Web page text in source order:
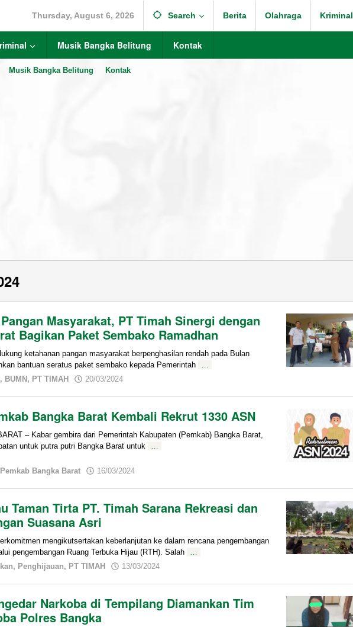
Thursday, August 6, 2026 Search Berita Olahraga Kriminal
Musik Bangka Belitung Kontak
Musik Bangka Belitung Kontak
Masyarakat, PT Timah Sinergi dengan
Bagikan Paket Sembako Ramadhan
ketahanan pangan masyarakat berpenghasilan rendah pada Bulan
bantuan seratus paket sembako kepada Pemerintah
…
, BUMN , PT TIMAH 20/03/2024
Bangka Barat Kembali Rekrut 1330 ASN
– Kabar gembira dari Pemerintah Kabupaten (Pemkab) Bangka Barat,
untuk putra putri Bangka Barat untuk
…
Pemkab Bangka Barat 16/03/2024
Taman Tirta PT. Timah Sarana Rekreasi dan
Suasana Asri
mengikutsertakan keberlanjutan ke dalam rencana pengembangan
pengembangan Ruang Terbuka Hijau (RTH). Salah
…
, Penghijauan, PT TIMAH 13/03/2024
Narkoba di Tempilang Diamankan Tim
Polres Bangka